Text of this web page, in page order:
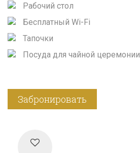
Рабочий стол
Бесплатный Wi-Fi
Тапочки
Посуда для чайной церемонии
Забронировать